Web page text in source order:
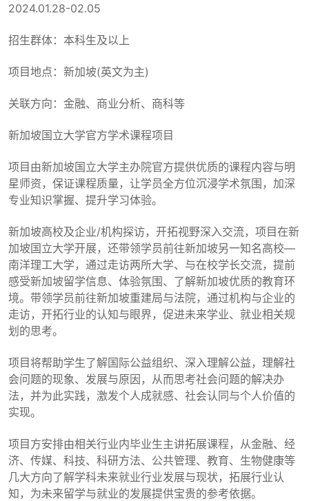
2024.01.28-02.05
招生群体：本科生及以上
项目地点：新加坡(英文为主)
关联方向：金融、商业分析、商科等
新加坡国立大学官方学术课程项目
项目由新加坡国立大学主办院官方提供优质的课程内容与明
星师资，保证课程质量，让学员全方位沉浸学术氛围，加深
专业知识掌握、提升学习体验。
新加坡高校及企业/机构探访，开拓视野深入交流，项目在新
加坡国立大学开展，还带领学员前往新加坡另一知名高校—
南洋理工大学，通过走访两所大学、与在校学长交流，提前
感受新加坡留学信息、体验氛围、了解新加坡优质的教育环
境。带领学员前往新加坡重建局与法院，通过机构与企业的
走访，开拓行业的认知与眼界，促进未来学业、就业相关规
划的思考。
项目将帮助学生了解国际公益组织、深入理解公益，理解社
会问题的现象、发展与原因，从而思考社会问题的解决办
法，并为此实践，激发个人成就感、社会认同与个人价值的
实现。
项目方安排由相关行业内毕业生主讲拓展课程，从金融、经
济、传媒、科技、科研方法、公共管理、教育、生物健康等
几大方向了解学科未来就业行业发展与现状，拓展行业认
知，为未来留学与就业的发展提供宝贵的参考依据。